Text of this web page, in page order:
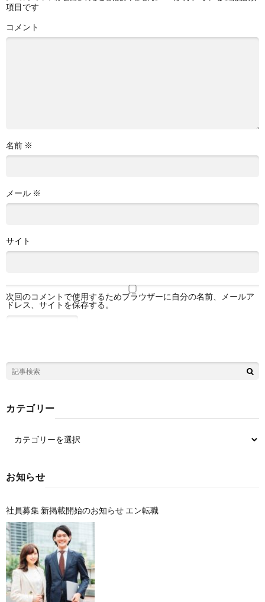
項目です
コメント
名前 ※
メール ※
サイト
次回のコメントで使用するためブラウザーに自分の名前、メールア
ドレス、サイトを保存する。
カテゴリー
お知らせ
社員募集 新掲載開始のお知らせ エン転職